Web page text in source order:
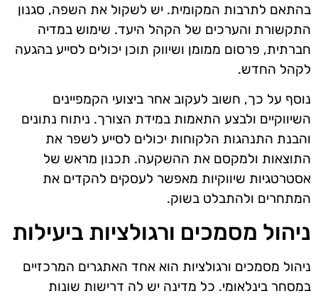
בהתאם לתרבות המקומית. יש לשקול את השפה, סגנון
התקשורת והערכים של הקהל היעד. שימוש במדיה
חברתית, פרסום ממומן ושיווק תוכן יכולים לסייע בהגעה
לקהל החדש.
נוסף על כך, חשוב לעקוב אחר ביצועי הקמפיינים
השיווקיים ולבצע התאמות במידת הצורך. ניתוח נתונים
והבנת התנהגות הלקוחות יכולים לסייע לשפר את
התוצאות ולמקסם את ההשקעה. תכנון מראש של
אסטרטגיות שיווקיות מאפשר לעסקים להקדים את
המתחרים ולהתבלט בשוק.
ניהול מסמכים ורגולציות ביעילות
ניהול מסמכים ורגולציות הוא אחד האתגרים המרכזיים
במסחר בינלאומי. כל מדינה יש לה דרישות שונות